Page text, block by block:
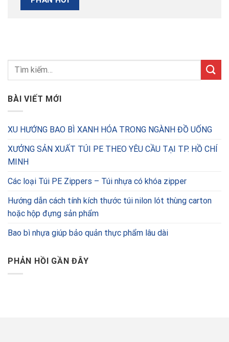
BÀI VIẾT MỚI
XU HƯỚNG BAO BÌ XANH HÓA TRONG NGÀNH ĐỒ UỐNG
XƯỞNG SẢN XUẤT TÚI PE THEO YÊU CẦU TẠI TP. HỒ CHÍ
MINH
Các loại Túi PE Zippers – Túi nhựa có khóa zipper
Hướng dẫn cách tính kích thước túi nilon lót thùng carton
hoặc hộp đựng sản phẩm
Bao bì nhựa giúp bảo quản thực phẩm lâu dài
PHẢN HỒI GẦN ĐÂY